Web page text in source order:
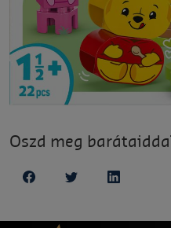
Oszd meg